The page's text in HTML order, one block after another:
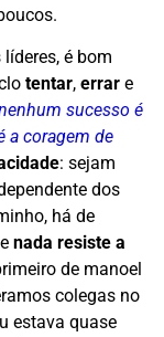
é bom
tentar, errar e
sucesso é
a coragem de
: sejam
dos
há de
nada resiste a
de manoel
colegas no
estava quase